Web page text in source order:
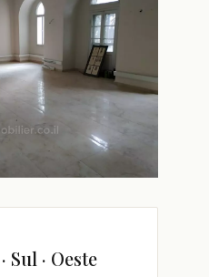
Sul · Oeste